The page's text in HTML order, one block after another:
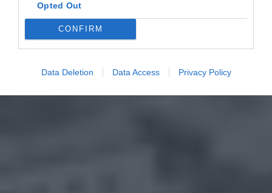
Opted Out
CONFIRM
Data Deletion Data Access Privacy Policy